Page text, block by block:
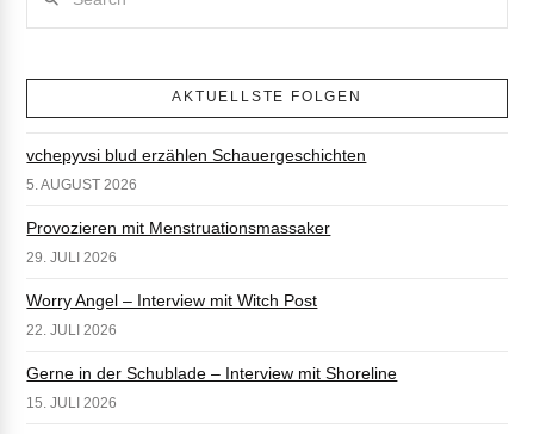
AKTUELLSTE FOLGEN
vchepyvsi blud erzählen Schauergeschichten
5. AUGUST 2026
Provozieren mit Menstruationsmassaker
29. JULI 2026
Worry Angel – Interview mit Witch Post
22. JULI 2026
Gerne in der Schublade – Interview mit Shoreline
15. JULI 2026